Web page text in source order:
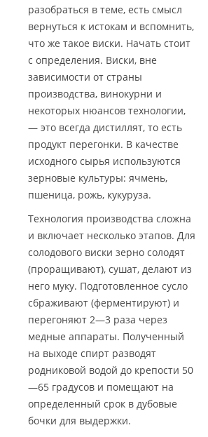
разобраться в теме, есть смысл
вернуться к истокам и вспомнить,
что же такое виски. Начать стоит
с определения. Виски, вне
зависимости от страны
производства, винокурни и
некоторых нюансов технологии,
— это всегда дистиллят, то есть
продукт перегонки. В качестве
исходного сырья используются
зерновые культуры: ячмень,
пшеница, рожь, кукуруза.
Технология производства сложна
и включает несколько этапов. Для
солодового виски зерно солодят
(проращивают), сушат, делают из
него муку. Подготовленное сусло
сбраживают (ферментируют) и
перегоняют 2—3 раза через
медные аппараты. Полученный
на выходе спирт разводят
родниковой водой до крепости 50
—65 градусов и помещают на
определенный срок в дубовые
бочки для выдержки.